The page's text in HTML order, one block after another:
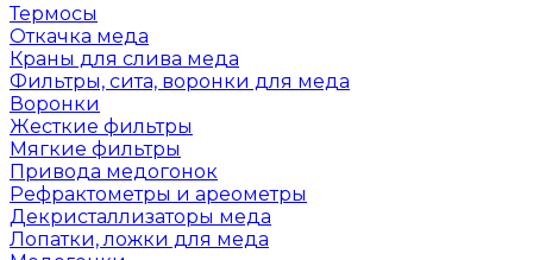
Термосы
Откачка меда
Краны для слива меда
Фильтры, сита, воронки для меда
Воронки
Жесткие фильтры
Мягкие фильтры
Привода медогонок
Рефрактометры и ареометры
Декристаллизаторы меда
Лопатки, ложки для меда